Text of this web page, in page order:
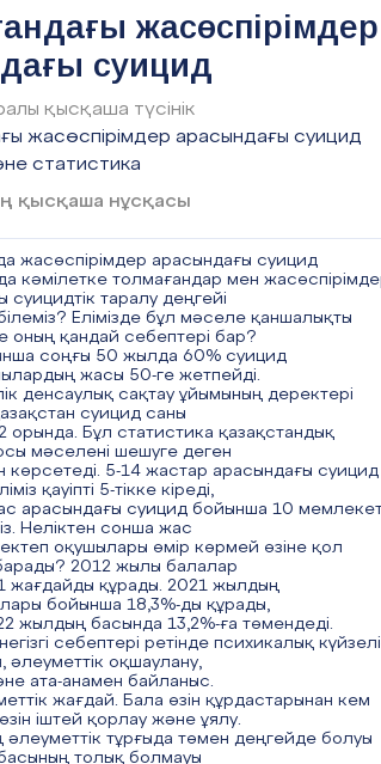
барғаны туралы жиі
балаларда психикалық ауру белгілерінің
тарапынан қысым және
буллинг. Бұның себебі баланың
тіл табыса алмауы немесе тұйық болуы.
баланы сабақ нашарлау
баланының сыныптастарынан
көруі.Ең қатал адамдар, ол
жәй айтпаған. Соның салдарынан кейбір
психикасы шыдамай,
суицид деп ойлайды.
немесе физикалық аурулардың
өзін ата-анасына немесе
ауыр жүкпін деп ойлауы. “Мен кетсем
шешіледі” деген
Бұл көрсеткіштерді азайту үшін
ашу керек. Адам өзіне
дейін жетсе, оған шұғыл түрде көмек
психикалық
жұмыс атқару қажет. Суицидтің көбісі
арасында болғаны
тренинг өткізген жөн.Сонымен қатар
анонимді түрде
ашу. Ата-анамен баланың арасындағы
дұрыстау.
алғашқы дабыл белгілерін
мұғалім,ауруды
кезінде психикалық орталықтардың
дұрыс. Қазақстанда
арасындағы суицид
жасөспірімдер
суицид
қысқаша түсінік
жасөспірімдер арасындағы суицид
статистика
қысқаша нұсқасы
жасөспірімдер арасындағы суицид
кәмілетке толмағандар мен
суицидтік таралу деңгейі
Елімізде бұл мәселе қаншалықты
оның қандай себептері бар?
соңғы 50 жылда 60% суицид
жасы 50-ге жетпейді.
денсаулық сақтау ұйымының деректері
суицид саны
орында. Бұл статистика қазақстандық
мәселені шешуге деген
көрсетеді. 5-14 жастар арасындағы суицид
қауіпті 5-тікке кіреді,
арасындағы суицид бойынша 10
Неліктен сонша жас
оқушылары өмір көрмей өзіне қол
2012 жылы балалар
жағдайды құрады. 2021 жылдың
бойынша 18,3%-ды құрады,
жылдың басында 13,2%-ға төмендеді.
себептері ретінде психикалық
әлеуметтік оқшаулану,
ата-анамен байланыс.
жағдай. Бала өзін құрдастарынан кем
іштей қорлау және ұялу.
тұрғыда төмен деңгейде болуы
толық болмауы